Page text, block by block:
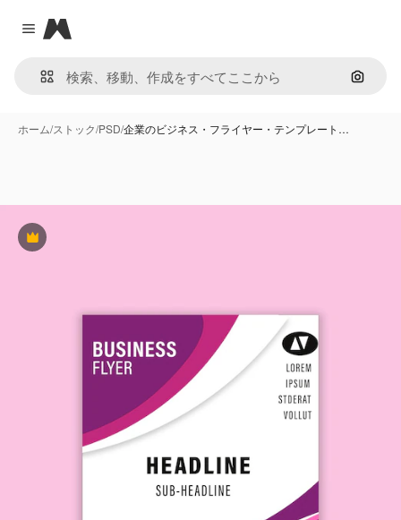
Close menu
Magnific
画像で
ホーム/ストック/PSD/企業のビジネス・フライヤー・テンプレート…
Premium